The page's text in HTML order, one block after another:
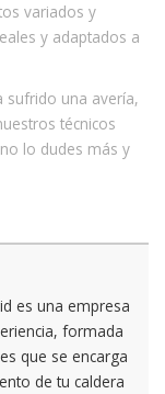
variados y
y adaptados a
sufrido una avería,
técnicos
lo dudes más y
es una empresa
formada
que se encarga
de tu caldera